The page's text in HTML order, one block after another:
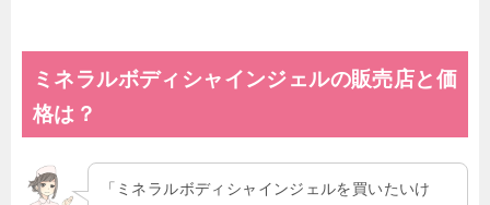
ミネラルボディシャインジェルの販売店と価
格は？
「ミネラルボディシャインジェルを買いたいけ